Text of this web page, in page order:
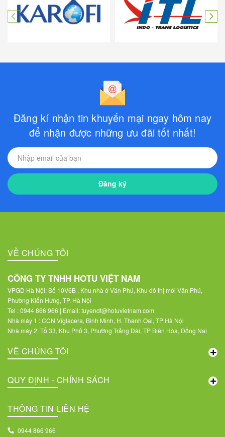
Đăng kí nhận tin khuyến mại ngay hôm nay
để nhận được những ưu đãi tốt nhất!
Đăng ký
VỀ CHÚNG TÔI
CÔNG TY TNHH HOTU VIỆT NAM
VPGD Hà Nội: Số 10V6B , Khu nhà ở Văn Phú, Khu đô thị mới Văn Phú,
Phường Kiến Hưng, TP. Hà Nội
Tel : 0944 866 966 | Email: tuyendt@hotuvietnam.com
Nhà máy 1 : CCN Viglacera, Bình Minh, H. Thanh Oai, TP Hà Nội
Nhà máy 2: Tổ 33, Khu Phố 3, Phường Trảng Dài, TP Biên Hòa, Đồng Nai
VỀ CHÚNG TÔI
QUY ĐỊNH - CHÍNH SÁCH
THÔNG TIN LIÊN HỆ
0944 866 966